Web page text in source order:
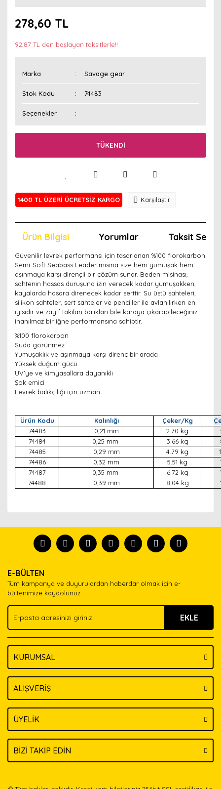
278,60 TL
92,87 TL den başlayan taksitlerle!!
Marka Savage gear
Stok Kodu 74483
Seçenekler
TÜKENDİ
1400 TL ÜZERİ ÜCRETSİZ KARGO Karşılaştır
Ürün Bilgisi Yorumlar Taksit
Güvenilir levrek performansı için tasarlanan %100 florokarbon
Semi-Soft Seabass Leader misina size hem yumuşak hem
aşınmaya karşı dirençli bir çözüm sunar. Beden misinası,
sahtenin hassas duruşuna izin verecek kadar yumuşakken,
kayalarda hasara direnecek kadar serttir. Su üstü sahteleri,
silikon sahteler, sert sahteler ve penciller ile avlanılırken en
iyisidir ve zayıf takılan balıkları bile karaya çıkarabileceğiniz
inanılmaz bir iğne performansına sahiptir.
%100 florokarbon
Suda görünmez
Yumuşaklık ve aşınmaya karşı direnç bir arada
Yüksek düğüm gücü
UV'ye ve kimyasallara dayanıklı
Şok emici
Levrek balıkçılığı için uzman
Ürün Kodu Kalınlığı Çeker/Kg
74483
0,21 mm 2.70 kg
74484
0,25 mm 3.66 kg
74485
0,29 mm 4.79 kg
74486
0,32 mm 5.51 kg
74487
0,35 mm 6.72 kg
74488
0,39 mm 8.04 kg
tanısın.
formunu kullanarak tarafımıza iletebilirsiniz.
Görüş ve önerileriniz için teşekkür ederiz.
Ürün açıklamasında eksik bilgiler bulunuyor.
Ürün bilgilerinde hatalar bulunuyor.
Ürün fiyatı diğer sitelerden daha pahalı.
Bu ürüne benzer farklı alternatifler olmalı.
E-BÜLTEN
Tüm kampanya ve duyurulardan haberdar olmak için e-
bültenimize kaydolunuz.
EKLE
KURUMSAL
ALIŞVERİŞ
ÜYELİK
BİZİ TAKİP EDİN